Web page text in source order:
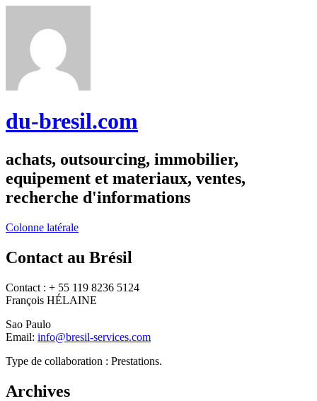
du-bresil.com
achats, outsourcing, immobilier,
equipement et materiaux, ventes,
recherche d'informations
Colonne latérale
Contact au Brésil
Contact : + 55 119 8236 5124
François HÉLAINE
Sao Paulo
Email: info@bresil-services.com
Type de collaboration : Prestations.
Archives